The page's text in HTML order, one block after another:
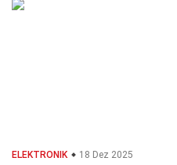
ELEKTRONIK 18 Dez 2025